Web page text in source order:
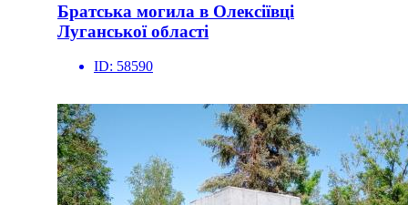
Братська могила в Олексіївці
Луганської області
ID: 58590